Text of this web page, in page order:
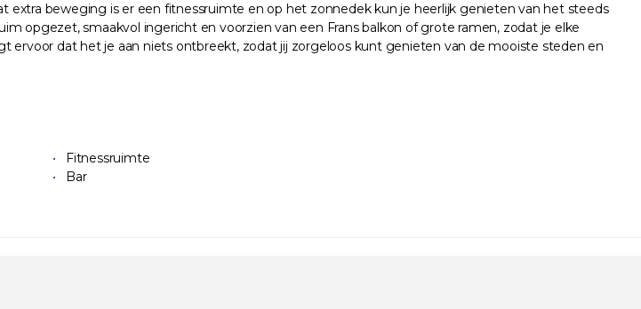
extra beweging is er een fitnessruimte en op het zonnedek kun je heerlijk genieten van het steeds
opgezet, smaakvol ingericht en voorzien van een Frans balkon of grote ramen, zodat je elke
dat het je aan niets ontbreekt, zodat jij zorgeloos kunt genieten van de mooiste steden en
Fitnessruimte
Bar